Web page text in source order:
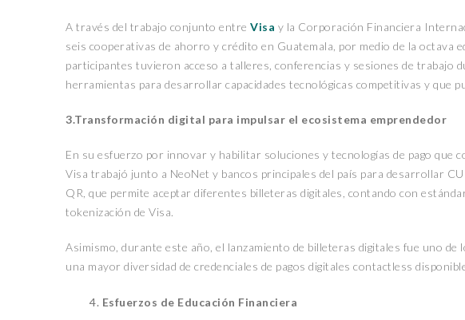
A través del trabajo conjunto entre Visa y la Corporación Financiera
seis cooperativas de ahorro y crédito en Guatemala, por medio de la octava
participantes tuvieron acceso a talleres, conferencias y sesiones de trabajo
herramientas para desarrollar capacidades tecnológicas competitivas y que
3.Transformación digital para impulsar el ecosistema emprendedor
En su esfuerzo por innovar y habilitar soluciones y tecnologías de pago que
Visa trabajó junto a NeoNet y bancos principales del país para desarrollar
QR, que permite aceptar diferentes billeteras digitales, contando con
tokenización de Visa.
Asimismo, durante este año, el lanzamiento de billeteras digitales fue uno
una mayor diversidad de credenciales de pagos digitales contactless
Esfuerzos de Educación Financiera